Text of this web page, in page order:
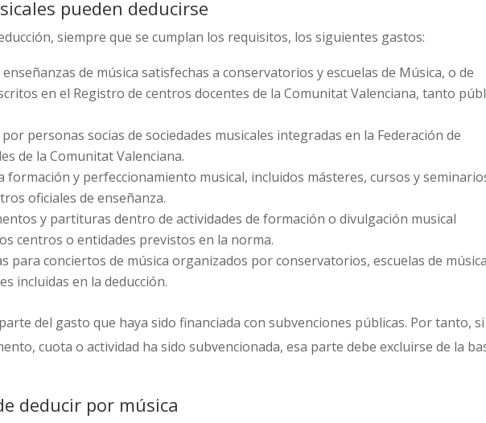
pueden deducirse
siempre que se cumplan los requisitos, los siguientes gastos:
de música satisfechas a conservatorios y escuelas de Música, o de
en el Registro de centros docentes de la Comunitat Valenciana, tanto
personas socias de sociedades musicales integradas en la Federación de
de la Comunitat Valenciana.
formación y perfeccionamiento musical, incluidos másteres, cursos y
oficiales de enseñanza.
y partituras dentro de actividades de formación o divulgación musical
centros o entidades previstos en la norma.
para conciertos de música organizados por conservatorios, escuelas de
incluidas en la deducción.
del gasto que haya sido financiada con subvenciones públicas. Por tanto, si
cuota o actividad ha sido subvencionada, esa parte debe excluirse de la
deducir por música